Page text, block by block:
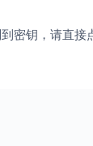
密钥，请直接